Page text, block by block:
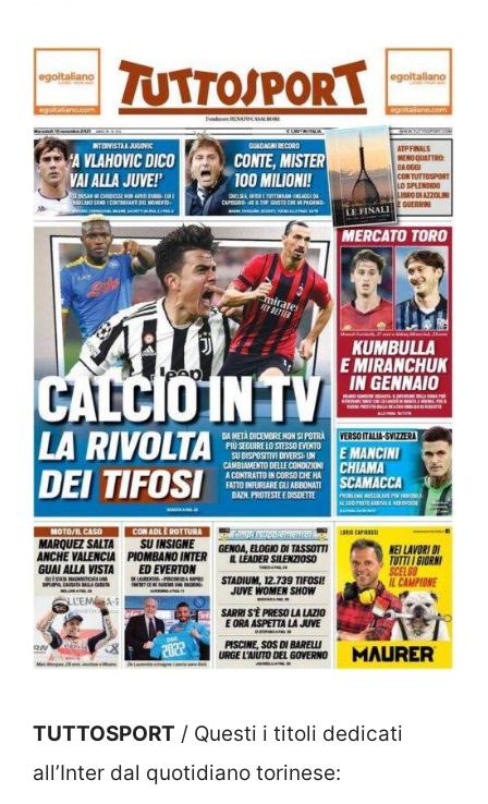
TUTTOSPORT / Questi i titoli dedicati
all’Inter dal quotidiano torinese: